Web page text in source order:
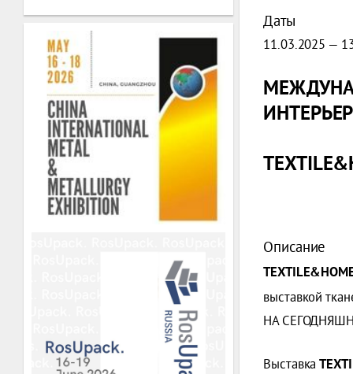
Даты
11.03.2025 —
Описание
выставкой
НА
Выставка